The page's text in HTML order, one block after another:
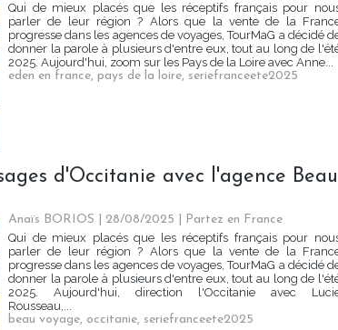
Qui de mieux placés que les réceptifs français pour
parler de leur région ? Alors que la vente de la
progresse dans les agences de voyages, TourMaG a décidé
donner la parole à plusieurs d'entre eux, tout au long de
2025. Aujourd'hui, zoom sur les Pays de la Loire avec Anne...
eden en france, pays de la loire, seriefranceete2025
d'Occitanie avec l'agence Beau
Anaïs BORIOS | 28/08/2025
Partez en France
Qui de mieux placés que les réceptifs français pour
parler de leur région ? Alors que la vente de la
progresse dans les agences de voyages, TourMaG a décidé
donner la parole à plusieurs d'entre eux, tout au long de
2025. Aujourd'hui, direction l'Occitanie avec
Rousseau,...
beau voyage, occitanie, seriefranceete2025